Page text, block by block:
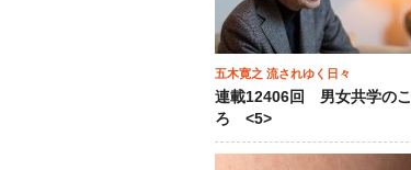
五木寛之 流されゆく日々
連載12406回 男女共学のこ
ろ <5>